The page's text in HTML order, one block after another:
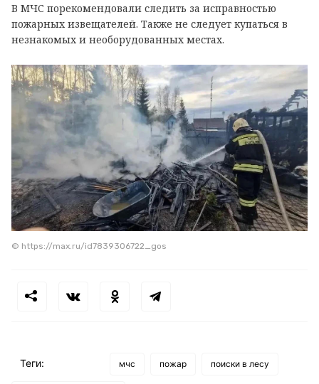
В МЧС порекомендовали следить за исправностью
пожарных извещателей. Также не следует купаться в
незнакомых и необорудованных местах.
© https://max.ru/id7839306722_gos
Теги: мчс пожар поиски в лесу